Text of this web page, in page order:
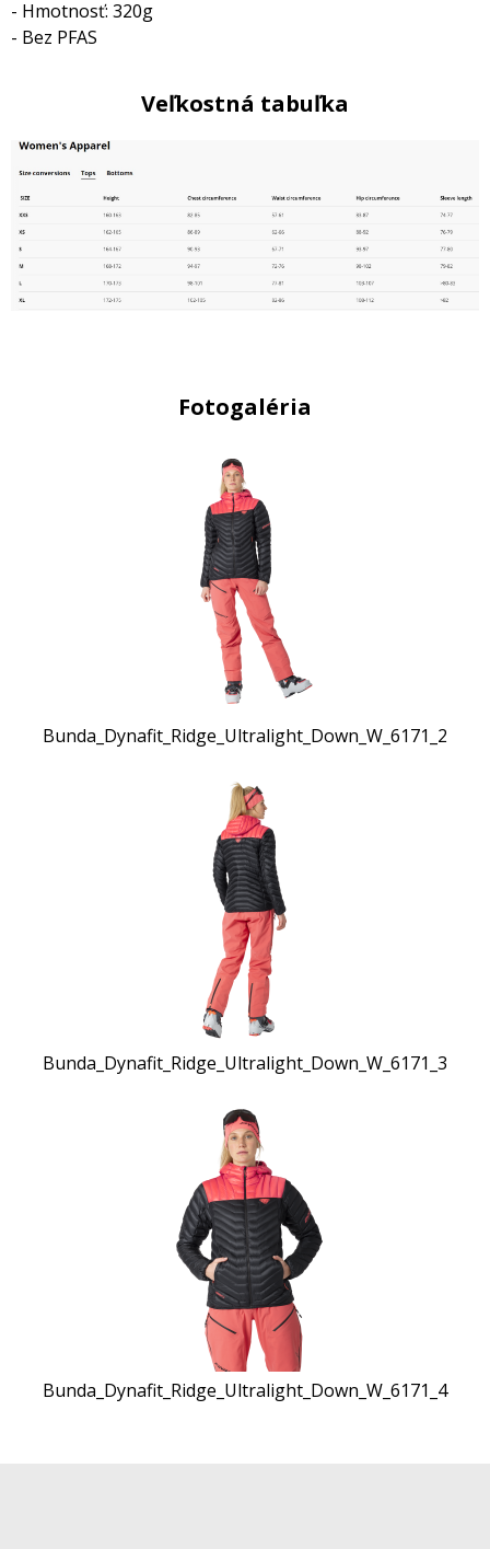
- Hmotnosť: 320g
- Bez PFAS
Veľkostná tabuľka
Fotogaléria
Bunda_Dynafit_Ridge_Ultralight_Down_W_6171_2
Bunda_Dynafit_Ridge_Ultralight_Down_W_6171_3
Bunda_Dynafit_Ridge_Ultralight_Down_W_6171_4